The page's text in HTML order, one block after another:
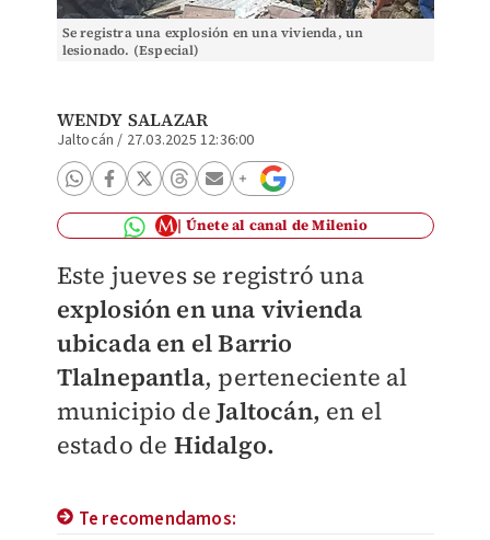
Se registra una explosión en una vivienda, un
lesionado. (Especial)
WENDY SALAZAR
Jaltocán / 27.03.2025 12:36:00
Únete al canal de Milenio
Este jueves se registró una
explosión en una vivienda
ubicada en el Barrio
Tlalnepantla, perteneciente al
municipio deJaltocán, en el
estado de Hidalgo.
Te recomendamos: